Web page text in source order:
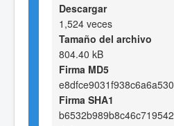
Descargar
1,524 veces
Tamaño del archivo
804.40 kB
Firma MD5
Firma SHA1